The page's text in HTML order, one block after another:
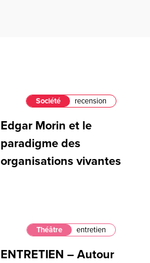
Société recension
Edgar Morin et le
paradigme des
organisations vivantes
Théâtre entretien
ENTRETIEN – Autour